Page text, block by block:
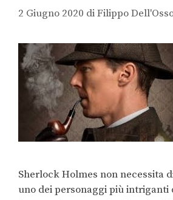
2 Giugno 2020 diFilippo
Sherlock Holmes non necessita
uno dei personaggi più intriganti